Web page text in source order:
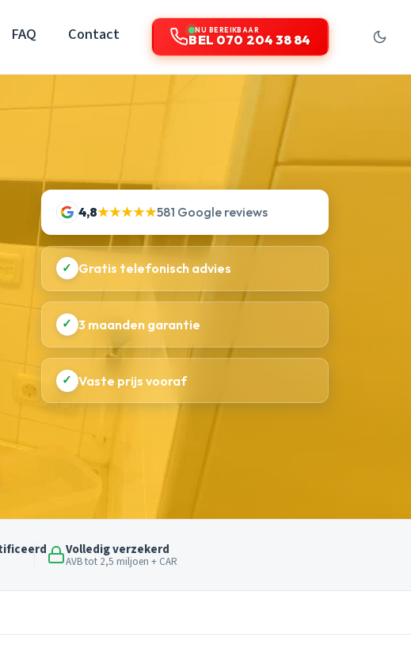
FAQ Contact NU BEREIKBAAR
BEL 070 204 38 84
4,8★★★★★581 Google reviews
✓ Gratis telefonisch advies
✓ 3 maanden garantie
✓ Vaste prijs vooraf
Volledig verzekerd
AVB tot 2,5 miljoen + CAR